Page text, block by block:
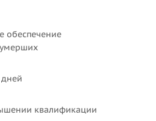
обеспечение
умерших
квалификации